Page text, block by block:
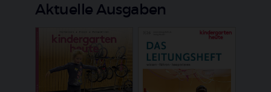
Aktuelle Ausgaben